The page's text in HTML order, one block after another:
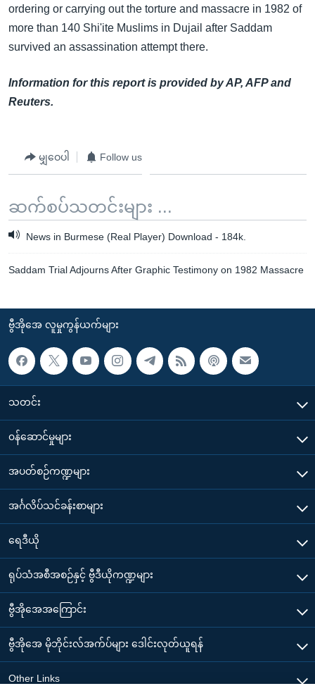
ordering or carrying out the torture and massacre in 1982 of
more than 140 Shi'ite Muslims in Dujail after Saddam
survived an assassination attempt there.
Information for this report is provided by AP, AFP and
Reuters.
မျှဝေပါ Follow us
ဆက်စပ်သတင်းများ ...
News in Burmese (Real Player) Download - 184k.
Saddam Trial Adjourns After Graphic Testimony on 1982 Massacre
ဗွီအိုအေ လူမှုကွန်ယက်များ
သတင်း
၀န်ဆောင်မှုများ
အပတ်စဉ်ကဏ္ဍများ
အင်္ဂလိပ်သင်ခန်းစာများ
ရေဒီယို
ရုပ်သံအစီအစဉ်နှင့် ဗွီဒီယိုကဏ္ဍများ
ဗွီအိုအေအကြောင်း
ဗွီအိုအေ မိုဘိုင်းလ်အက်ပ်များ ဒေါင်းလုတ်ယူရန်
Other Links